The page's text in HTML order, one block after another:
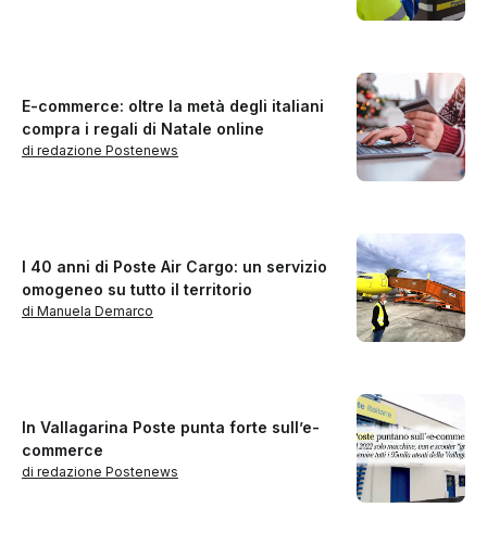
E-commerce: oltre la metà degli italiani
compra i regali di Natale online
di redazione Postenews
I 40 anni di Poste Air Cargo: un servizio
omogeneo su tutto il territorio
di Manuela Demarco
In Vallagarina Poste punta forte sull’e-
commerce
di redazione Postenews